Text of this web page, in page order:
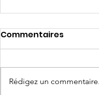
Commentaires
Rédigez un